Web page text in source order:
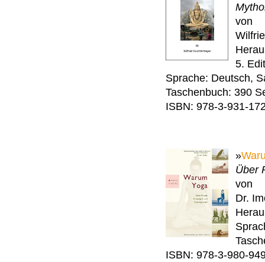
von
5.
Sprache: Deutsch,
Taschenbuch: 390
ISBN: 978-3-931-
»
Über
von
Dr.
ISBN: 978-3-980-